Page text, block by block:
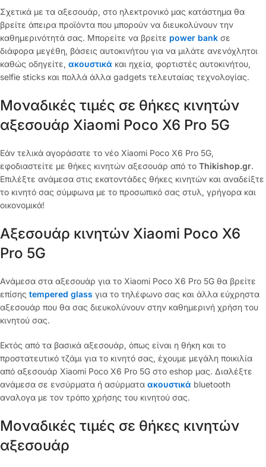
Σχετικά με τα αξεσουάρ, στο ηλεκτρονικό μας κατάστημα θα
βρείτε άπειρα προϊόντα που μπορούν να διευκολύνουν την
καθημερινότητά σας. Μπορείτε να βρείτε power bank σε
διάφορα μεγέθη, βάσεις αυτοκινήτου για να μιλάτε ανενόχλητοι
καθώς οδηγείτε, ακουστικά και ηχεία, φορτιστές αυτοκινήτου,
selfie sticks και πολλά άλλα gadgets τελευταίας τεχνολογίας.
Μοναδικές τιμές σε θήκες κινητών
αξεσουάρ Xiaomi Poco X6 Pro 5G
Εάν τελικά αγοράσατε το νέο Xiaomi Poco X6 Pro 5G,
εφοδιαστείτε με θήκες κινητών αξεσουάρ από το Thikishop.gr.
Επιλέξτε ανάμεσα στις εκατοντάδες θήκες κινητών και αναδείξτε
το κινητό σας σύμφωνα με το προσωπικό σας στυλ, γρήγορα και
οικονομικά!
Αξεσουάρ κινητών Xiaomi Poco X6
Pro 5G
Ανάμεσα στα αξεσουάρ για το Xiaomi Poco X6 Pro 5G θα βρείτε
επίσης tempered glass για το τηλέφωνο σας και άλλα εύχρηστα
αξεσουάρ που θα σας διευκολύνουν στην καθημερινή χρήση του
κινητού σας.
Εκτός από τα βασικά αξεσουάρ, όπως είναι η θήκη και το
προστατευτικό τζάμι για το κινητό σας, έχουμε μεγάλη ποικιλία
από αξεσουάρ Xiaomi Poco X6 Pro 5G στο eshop μας. Διαλέξτε
ανάμεσα σε ενσύρματα ή ασύρματα ακουστικά bluetooth
αναλογα με τον τρόπο χρήσης του κινητού σας.
Μοναδικές τιμές σε θήκες κινητών
αξεσουάρ